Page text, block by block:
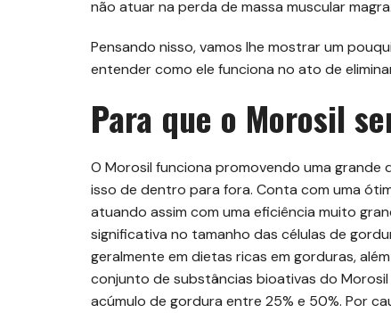
não atuar na perda de massa muscular magra.
Pensando nisso, vamos lhe mostrar um
entender como ele funciona no ato de
Para que o Morosil
O Morosil funciona promovendo uma
isso de dentro para fora. Conta com uma
atuando assim com uma eficiência muito
significativa no tamanho das células de
geralmente em dietas ricas em gorduras,
conjunto de substâncias bioativas do
acúmulo de gordura entre 25% e 50%. Por